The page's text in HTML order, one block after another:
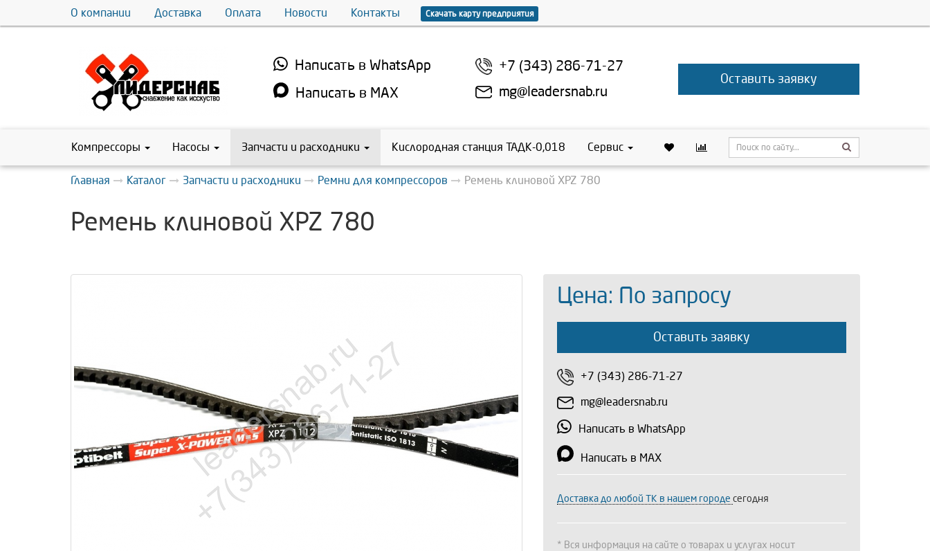
О компании Доставка Оплата Новости Контакты Скачать карту предприятия
Написать в WhatsApp
Написать в MAX
+7 (343) 286-71-27
mg@leadersnab.ru
Оставить заявку
Компрессоры Насосы Запчасти и расходники Кислородная станция ТАДК-0,018 Сервис
Главная Каталог Запчасти и расходники Ремни для компрессоров Ремень клиновой XPZ 780
Ремень клиновой XPZ 780
Цена: По запросу
Оставить заявку
+7 (343) 286-71-27
mg@leadersnab.ru
Написать в WhatsApp
Написать в MAX
Доставка до любой ТК в нашем городе сегодня
* Вся информация на сайте о товарах и услугах носит